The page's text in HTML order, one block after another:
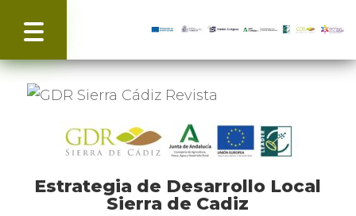
Estrategia de Desarrollo Local
Sierra de Cadiz